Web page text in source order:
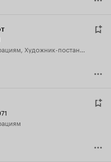
Художник-постановщик